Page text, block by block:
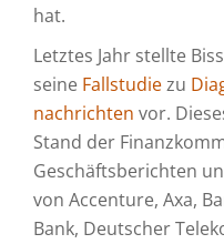
hat.
Letztes Jahr stellte
seine Fallstudiezu
nachrichten vor.
Stand der
Geschäftsberichten
von Accenture, Axa,
Bank, Deutscher